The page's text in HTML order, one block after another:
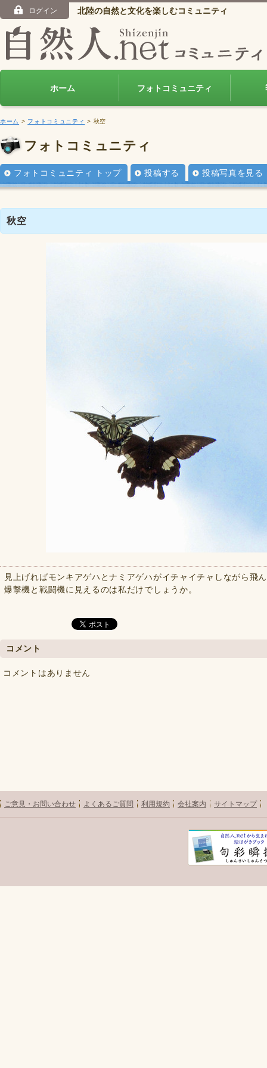
ログイン 北陸の自然と文化を楽しむコミュニティ
ホーム フォトコミュニティ
ホーム > フォトコミュニティ > 秋空
フォトコミュニティ
フォトコミュニティ トップ 投稿する 投稿写真を見る
秋空
見上げればモンキアゲハとナミアゲハがイチャイチャしながら
爆撃機と戦闘機に見えるのは私だけでしょうか。
コメント
コメントはありません
ご意見・お問い合わせ よくあるご質問 利用規約 会社案内 サイトマップ